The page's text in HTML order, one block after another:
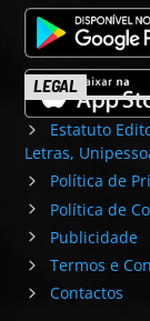
LEGAL
Estatuto
Letras,
Política de
Política de
Publicidade
Termos e
Contactos